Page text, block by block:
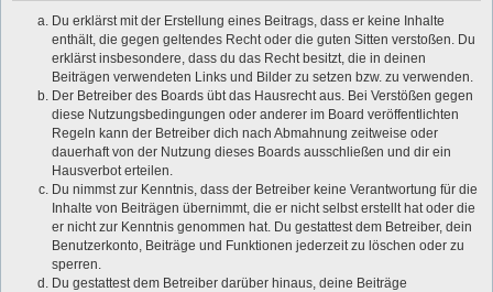
Du erklärst mit der Erstellung eines Beitrags, dass er keine Inhalte
enthält, die gegen geltendes Recht oder die guten Sitten verstoßen. Du
erklärst insbesondere, dass du das Recht besitzt, die in deinen
Beiträgen verwendeten Links und Bilder zu setzen bzw. zu verwenden.
Der Betreiber des Boards übt das Hausrecht aus. Bei Verstößen gegen
diese Nutzungsbedingungen oder anderer im Board veröffentlichten
Regeln kann der Betreiber dich nach Abmahnung zeitweise oder
dauerhaft von der Nutzung dieses Boards ausschließen und dir ein
Hausverbot erteilen.
Du nimmst zur Kenntnis, dass der Betreiber keine Verantwortung für die
Inhalte von Beiträgen übernimmt, die er nicht selbst erstellt hat oder die
er nicht zur Kenntnis genommen hat. Du gestattest dem Betreiber, dein
Benutzerkonto, Beiträge und Funktionen jederzeit zu löschen oder zu
sperren.
Du gestattest dem Betreiber darüber hinaus, deine Beiträge